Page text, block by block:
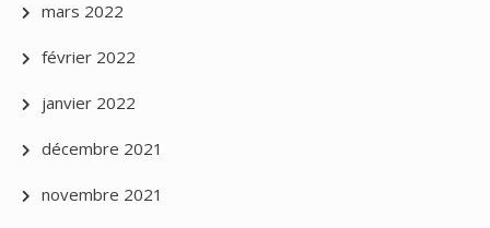
mars 2022
février 2022
janvier 2022
décembre 2021
novembre 2021